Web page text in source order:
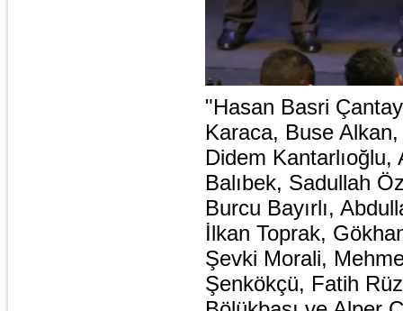
"Hasan Basri
Karaca, Buse Alkan,
Didem
Balıbek, Sadullah
Burcu Bayırlı,
İlkan Toprak,
Şevki Morali,
Şenkökçü, Fatih